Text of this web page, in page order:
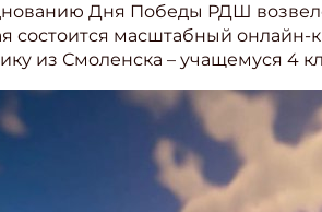
Дня Победы РДШ
состоится масштабный
из Смоленска – учащемуся 4